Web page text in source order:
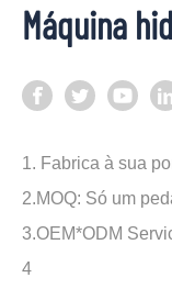
Máquina
1. Fabrica à sua
2.MOQ: Só um
3.OEM*ODM
4